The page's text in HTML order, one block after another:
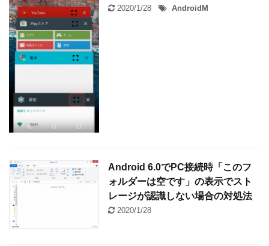
2020/1/28 AndroidM
Android 6.0でPC接続時「このフ
ォルダーは空です」の表示でスト
レージが認識しない場合の対処法
2020/1/28